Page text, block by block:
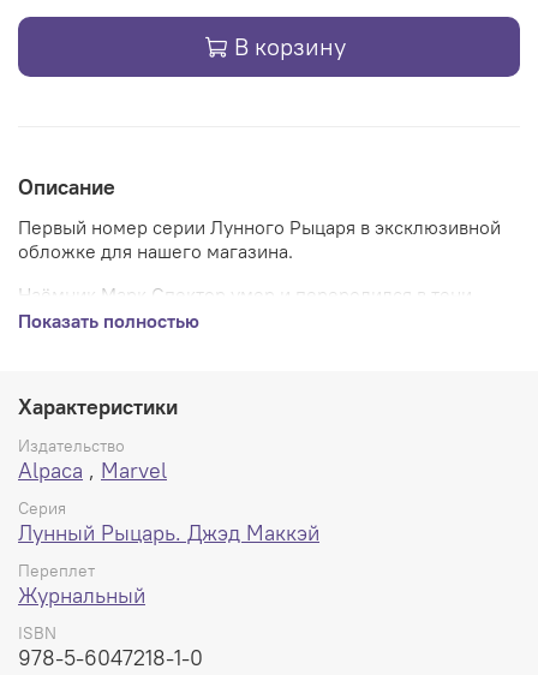
В корзину
Описание
Первый номер серии Лунного Рыцаря в эксклюзивной
обложке для нашего магазина.
Наёмник Марк Спектор умер и переродился в тени
Хонсу — египетского бога луны. Спектор стал Лунным
Показать полностью
Характеристики
Издательство
Alpaca , Marvel
Серия
Лунный Рыцарь. Джэд Маккэй
Переплет
Журнальный
ISBN
978-5-6047218-1-0